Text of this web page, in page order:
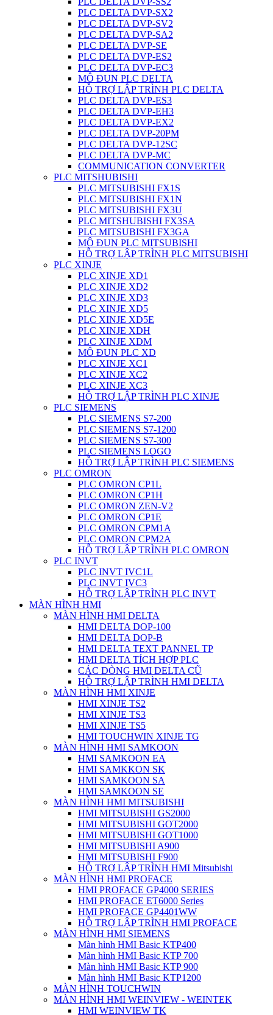
PLC DELTA DVP-SX2
PLC DELTA DVP-SV2
PLC DELTA DVP-SA2
PLC DELTA DVP-SE
PLC DELTA DVP-ES2
PLC DELTA DVP-EC3
MÔ ĐUN PLC DELTA
HỖ TRỢ LẬP TRÌNH PLC DELTA
PLC DELTA DVP-ES3
PLC DELTA DVP-EH3
PLC DELTA DVP-EX2
PLC DELTA DVP-20PM
PLC DELTA DVP-12SC
PLC DELTA DVP-MC
COMMUNICATION CONVERTER
PLC MITSHUBISHI
PLC MITSUBISHI FX1S
PLC MITSUBISHI FX1N
PLC MITSUBISHI FX3U
PLC MITSHUBISHI FX3SA
PLC MITSUBISHI FX3GA
MÔ ĐUN PLC MITSUBISHI
HỖ TRỢ LẬP TRÌNH PLC MITSUBISHI
PLC XINJE
PLC XINJE XD1
PLC XINJE XD2
PLC XINJE XD3
PLC XINJE XD5
PLC XINJE XD5E
PLC XINJE XDH
PLC XINJE XDM
MÔ ĐUN PLC XD
PLC XINJE XC1
PLC XINJE XC2
PLC XINJE XC3
HỖ TRỢ LẬP TRÌNH PLC XINJE
PLC SIEMENS
PLC SIEMENS S7-200
PLC SIEMENS S7-1200
PLC SIEMENS S7-300
PLC SIEMENS LOGO
HỖ TRỢ LẬP TRÌNH PLC SIEMENS
PLC OMRON
PLC OMRON CP1L
PLC OMRON CP1H
PLC OMRON ZEN-V2
PLC OMRON CP1E
PLC OMRON CPM1A
PLC OMRON CPM2A
HỖ TRỢ LẬP TRÌNH PLC OMRON
PLC INVT
PLC INVT IVC1L
PLC INVT IVC3
HỖ TRỢ LẬP TRÌNH PLC INVT
MÀN HÌNH HMI
MÀN HÌNH HMI DELTA
HMI DELTA DOP-100
HMI DELTA DOP-B
HMI DELTA TEXT PANNEL TP
HMI DELTA TÍCH HỢP PLC
CÁC DÒNG HMI DELTA CŨ
HỖ TRỢ LẬP TRÌNH HMI DELTA
MÀN HÌNH HMI XINJE
HMI XINJE TS2
HMI XINJE TS3
HMI XINJE TS5
HMI TOUCHWIN XINJE TG
MÀN HÌNH HMI SAMKOON
HMI SAMKOON EA
HMI SAMKKON SK
HMI SAMKOON SA
HMI SAMKOON SE
MÀN HÌNH HMI MITSUBISHI
HMI MITSUBISHI GS2000
HMI MITSUBISHI GOT2000
HMI MITSUBISHI GOT1000
HMI MITSUBISHI A900
HMI MITSUBISHI F900
HỖ TRỢ LẬP TRÌNH HMI Mitsubishi
MÀN HÌNH HMI PROFACE
HMI PROFACE GP4000 SERIES
HMI PROFACE ET6000 Series
HMI PROFACE GP4401WW
HỖ TRỢ LẬP TRÌNH HMI PROFACE
MÀN HÌNH HMI SIEMENS
Màn hình HMI Basic KTP400
Màn hình HMI Basic KTP 700
Màn hình HMI Basic KTP 900
Màn hình HMI Basic KTP1200
MÀN HÌNH TOUCHWIN
MÀN HÌNH HMI WEINVIEW - WEINTEK
HMI WEINVIEW TK